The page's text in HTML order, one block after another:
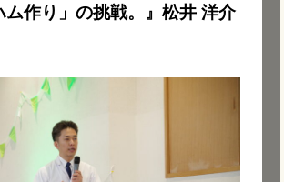
ム作り」の挑戦。』松井 洋介